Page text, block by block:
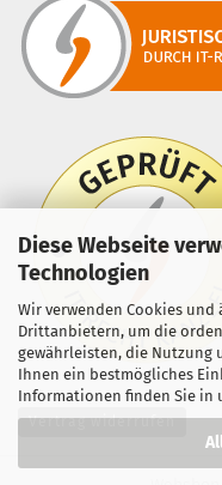
Diese Webseite
Technologien
Wir verwenden Cookies
Drittanbietern, um die
gewährleisten, die Nutzung
Ihnen ein bestmögliches
Informationen finden Sie in
Vertrag widerrufen